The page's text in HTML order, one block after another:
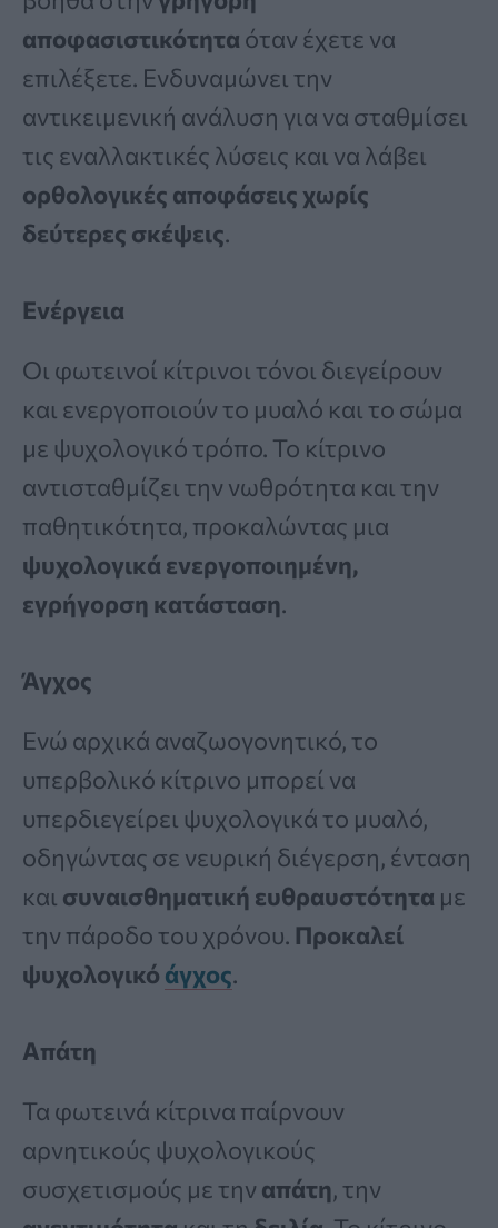
αποφασιστικότητα όταν έχετε να
επιλέξετε. Ενδυναμώνει την
αντικειμενική ανάλυση για να σταθμίσει
τις εναλλακτικές λύσεις και να λάβει
ορθολογικές αποφάσεις χωρίς
δεύτερες σκέψεις.
Ενέργεια
Οι φωτεινοί κίτρινοι τόνοι διεγείρουν
και ενεργοποιούν το μυαλό και το σώμα
με ψυχολογικό τρόπο. Το κίτρινο
αντισταθμίζει την νωθρότητα και την
παθητικότητα, προκαλώντας μια
ψυχολογικά ενεργοποιημένη,
εγρήγορση κατάσταση.
Άγχος
Ενώ αρχικά αναζωογονητικό, το
υπερβολικό κίτρινο μπορεί να
υπερδιεγείρει ψυχολογικά το μυαλό,
οδηγώντας σε νευρική διέγερση, ένταση
και συναισθηματική ευθραυστότητα με
την πάροδο του χρόνου. Προκαλεί
ψυχολογικό άγχος.
Απάτη
Τα φωτεινά κίτρινα παίρνουν
αρνητικούς ψυχολογικούς
συσχετισμούς με την απάτη, την